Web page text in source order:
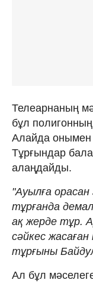
Телеарнаның
бұл
Алайда онымен
Тұрғындар
алаңдайды.
"Ауылға
тұрғанда
ақ жерде тұр.
сәйкес
тұрғыны
Ал бұл мәселеге